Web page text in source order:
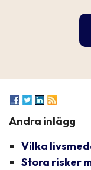
Andra inlägg
Vilka
Stora risker